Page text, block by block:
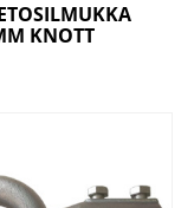
KNOTT